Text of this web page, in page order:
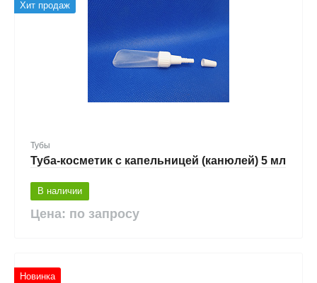
Хит продаж
Тубы
Туба-косметик с капельницей (канюлей) 5 мл
В наличии
Цена: по запросу
Новинка